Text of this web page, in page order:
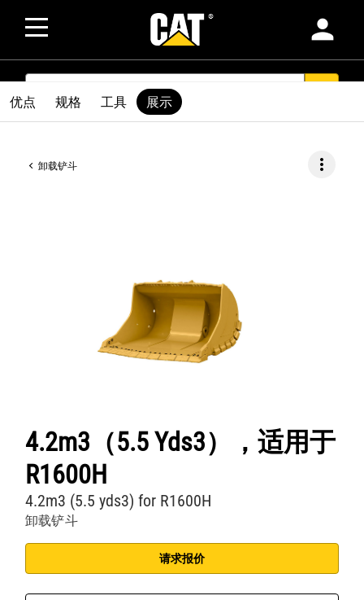
person
SEARCH
卸载铲斗 more_vert
4.2m3（5.5 Yds3），适用于
R1600H
卸载铲斗
4.2m3 (5.5 yds3) for R1600H
请求报价
优点 规格 工具 展示